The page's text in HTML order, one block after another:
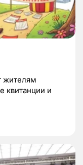
жителям
квитанции и